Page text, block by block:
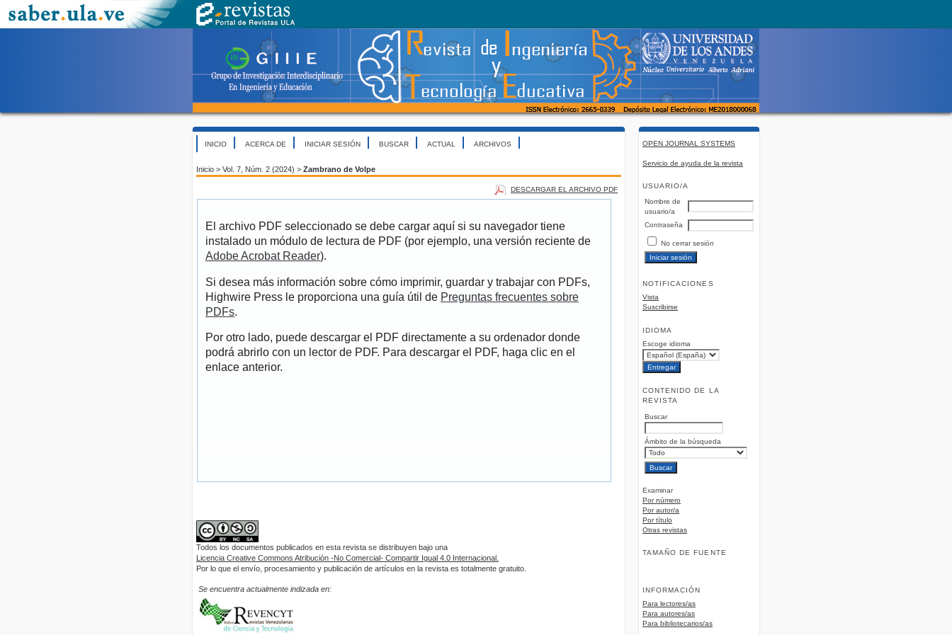
OPEN JOURNAL SYSTEMS
Servicio de ayuda de la revista
USUARIO/A
Nombre de
usuario/a
Contraseña
No cerrar sesión
NOTIFICACIONES
Vista
Suscribirse
IDIOMA
Escoge idioma
CONTENIDO DE LA
REVISTA
Buscar
Ámbito de la búsqueda
Examinar
Por número
Por autor/a
Por título
Otras revistas
TAMAÑO DE FUENTE
INFORMACIÓN
Para lectores/as
Para autores/as
Para bibliotecarios/as
INICIO ACERCA DE INICIAR SESIÓN BUSCAR ACTUAL ARCHIVOS
Inicio > Vol. 7, Núm. 2 (2024) > Zambrano de Volpe
DESCARGAR EL ARCHIVO PDF
El archivo PDF seleccionado se debe cargar aquí si su navegador tiene
instalado un módulo de lectura de PDF (por ejemplo, una versión reciente de
Adobe Acrobat Reader).
Si desea más información sobre cómo imprimir, guardar y trabajar con PDFs,
Highwire Press le proporciona una guía útil de Preguntas frecuentes sobre
PDFs.
Por otro lado, puede descargar el PDF directamente a su ordenador donde
podrá abrirlo con un lector de PDF. Para descargar el PDF, haga clic en el
enlace anterior.
Todos los documentos publicados en esta revista se distribuyen bajo una
Licencia Creative Commons Atribución -No Comercial- Compartir Igual 4.0 Internacional.
Por lo que el envío, procesamiento y publicación de artículos en la revista es totalmente gratuito.
Se encuentra actualmente indizada en: